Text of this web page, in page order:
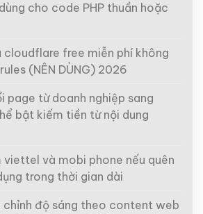
cho code PHP thuần hoặc
cloudflare free miễn phí không
(NÊN DÙNG) 2026
page từ doanh nghiệp sang
bật kiếm tiền từ nội dung
viettel và mobi phone nếu quên
trong thời gian dài
độ sáng theo content web